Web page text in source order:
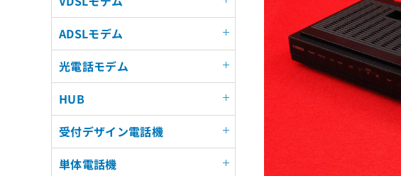
ADSLモデム
光電話モデム
HUB
受付デザイン電話機
単体電話機